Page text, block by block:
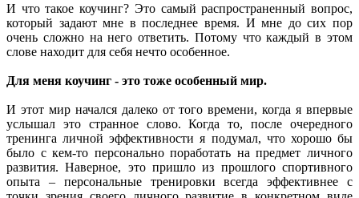
И что такое коучинг? Это самый распространенный вопрос,
который задают мне в последнее время. И мне до сих пор
очень сложно на него ответить. Потому что каждый в этом
слове находит для себя нечто особенное.
Для меня коучинг - это тоже особенный мир.
И этот мир начался далеко от того времени, когда я впервые
услышал это странное слово. Когда то, после очередного
тренинга личной эффективности я подумал, что хорошо бы
было с кем-то персонально поработать на предмет личного
развития. Наверное, это пришло из прошлого спортивного
опыта – персональные тренировки всегда эффективнее с